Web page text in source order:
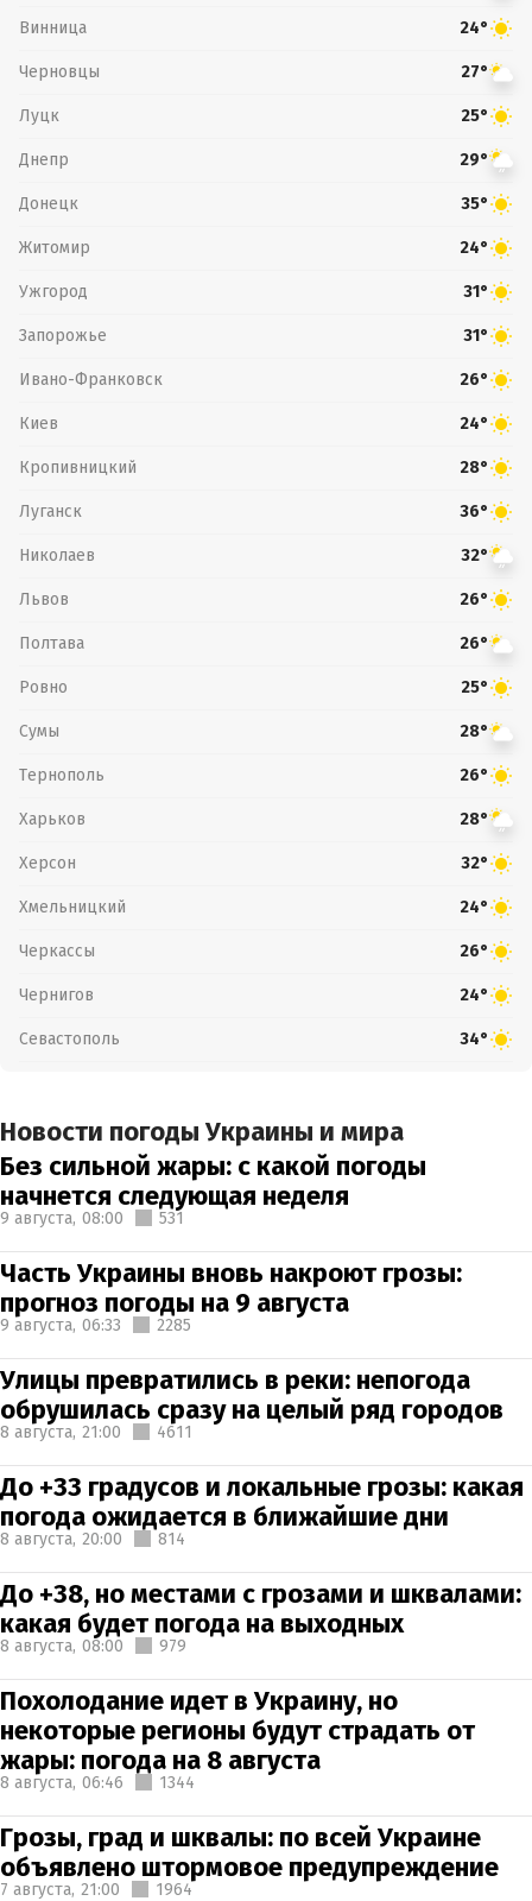
Винница 24°
Черновцы 27°
Луцк 25°
Днепр 29°
Донецк 35°
Житомир 24°
Ужгород 31°
Запорожье 31°
Ивано-Франковск 26°
Киев 24°
Кропивницкий 28°
Луганск 36°
Николаев 32°
Львов 26°
Полтава 26°
Ровно 25°
Сумы 28°
Тернополь 26°
Харьков 28°
Херсон 32°
Хмельницкий 24°
Черкассы 26°
Чернигов 24°
Севастополь 34°
Новости погоды Украины и мира
Без сильной жары: с какой погоды
начнется следующая неделя
9 августа, 08:00 531
Часть Украины вновь накроют грозы:
прогноз погоды на 9 августа
9 августа, 06:33 2285
Улицы превратились в реки: непогода
обрушилась сразу на целый ряд городов
8 августа, 21:00 4611
До +33 градусов и локальные грозы: какая
погода ожидается в ближайшие дни
8 августа, 20:00 814
До +38, но местами с грозами и шквалами:
какая будет погода на выходных
8 августа, 08:00 979
Похолодание идет в Украину, но
некоторые регионы будут страдать от
жары: погода на 8 августа
8 августа, 06:46 1344
Грозы, град и шквалы: по всей Украине
объявлено штормовое предупреждение
7 августа, 21:00 1964